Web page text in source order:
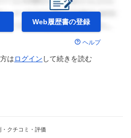
Web履歴書の登録
ヘルプ
はログイン して続きを読む
・クチコミ・評価